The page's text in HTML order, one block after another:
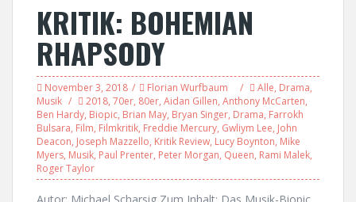
KRITIK: BOHEMIAN
RHAPSODY
November 3, 2018 Florian Wurfbaum Alle, Drama,
Musik
2018, 70er, 80er, Aidan Gillen, Anthony McCarten,
Ben Hardy, Biopic, Brian May, Bryan Singer, Drama, Farrokh
Bulsara, Film, Filmkritik, Freddie Mercury, Gwliym Lee, John
Deacon, Joseph Mazzello, Kritik Review, Lucy Boynton, Mike
Myers, Musik, Paul Prenter, Peter Morgan, Queen, Rami Malek,
Roger Taylor